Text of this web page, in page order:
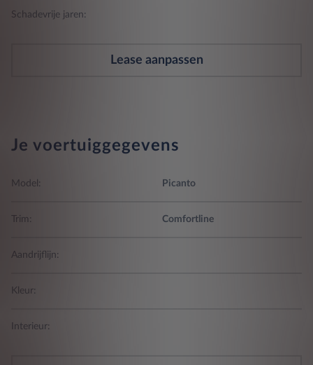
Schadevrije jaren:
Lease aanpassen
Je voertuiggegevens
Model: Picanto
Trim: Comfortline
Aandrijflijn:
Kleur:
Interieur: